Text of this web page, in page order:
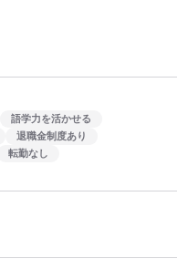
語学力を活かせる
退職金制度あり
転勤なし